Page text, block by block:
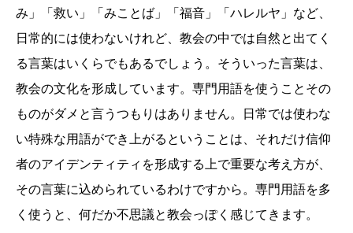
み」「救い」「みことば」「福音」「ハレルヤ」など、
日常的には使わないけれど、教会の中では自然と出てく
る言葉はいくらでもあるでしょう。そういった言葉は、
教会の文化を形成しています。専門用語を使うことその
ものがダメと言うつもりはありません。日常では使わな
い特殊な用語ができ上がるということは、それだけ信仰
者のアイデンティティを形成する上で重要な考え方が、
その言葉に込められているわけですから。専門用語を多
く使うと、何だか不思議と教会っぽく感じてきます。